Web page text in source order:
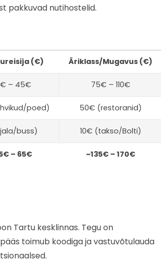
pakkuvad nutihostelid.
(€) Äriklass/Mugavus (€)
– 45€ 75€ – 110€
poed) 50€ (restoranid)
buss) 10€ (takso/Bolti)
– 65€ ~135€ – 170€
Tartu kesklinnas. Tegu on
toimub koodiga ja vastuvõtulauda